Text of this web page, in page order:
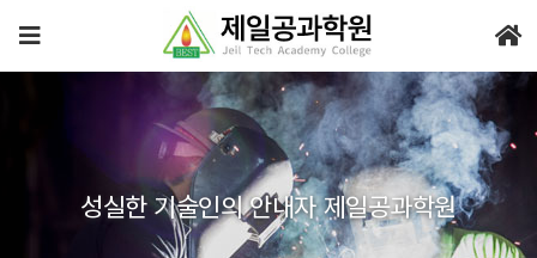
성실한 기술인의 안내자 제일공과학원